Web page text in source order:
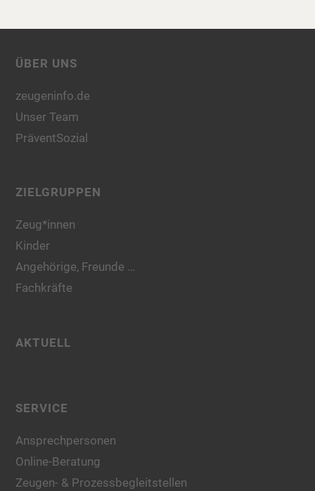
ÜBER UNS
zeugeninfo.de
Unser Team
PräventSozial
ZIELGRUPPEN
Zeug*innen
Kinder
Angehörige, Freunde …
Fachkräfte
AKTUELL
SERVICE
Ansprechpersonen
Online-Beratung
Zeugen- & Prozessbegleitstellen